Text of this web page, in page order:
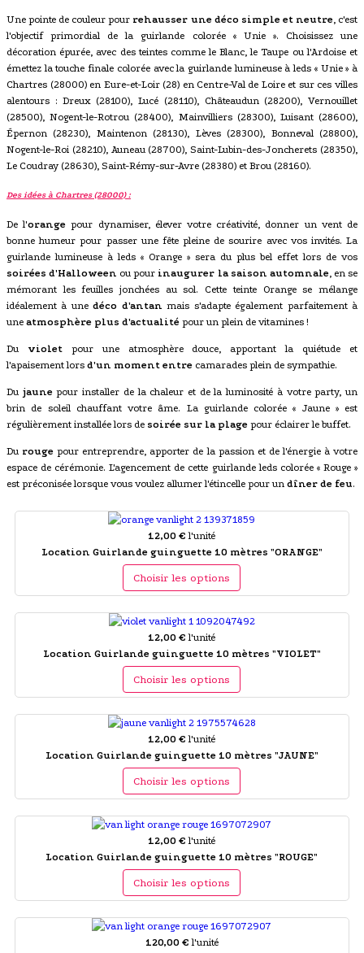
Une pointe de couleur pour rehausser une déco simple et neutre, c'est
l'objectif primordial de la guirlande colorée « Unie ». Choisissez une
décoration épurée, avec des teintes comme le Blanc, le Taupe ou l'Ardoise et
émettez la touche finale colorée avec la guirlande lumineuse à leds « Unie » à
Chartres (28000) en Eure-et-Loir (28) en Centre-Val de Loire et sur ces villes
alentours : Dreux (28100), Lucé (28110), Châteaudun (28200), Vernouillet
(28500), Nogent-le-Rotrou (28400), Mainvilliers (28300), Luisant (28600),
Épernon (28230), Maintenon (28130), Lèves (28300), Bonneval (28800),
Nogent-le-Roi (28210), Auneau (28700), Saint-Lubin-des-Joncherets (28350),
Le Coudray (28630), Saint-Rémy-sur-Avre (28380) et Brou (28160).
Des idées à Chartres (28000) :
De l'orange pour dynamiser, élever votre créativité, donner un vent de
bonne humeur pour passer une fête pleine de sourire avec vos invités. La
guirlande lumineuse à leds « Orange » sera du plus bel effet lors de vos
soirées d'Halloween ou pour inaugurer la saison automnale, en se
mémorant les feuilles jonchées au sol. Cette teinte Orange se mélange
idéalement à unedéco d'antan mais s'adapte également parfaitement à
une atmosphère plus d'actualité pour un plein de vitamines !
Du violetpour une atmosphère douce, apportant la quiétude et
l'apaisement lors d'un moment entre camarades plein de sympathie.
Du jaunepour installer de la chaleur et de la luminosité à votre party, un
brin de soleil chauffant votre âme. La guirlande colorée « Jaune » est
régulièrement installée lors de soirée sur la plage pour éclairer le buffet.
Du rouge pour entreprendre, apporter de la passion et de l'énergie à votre
espace de cérémonie. L'agencement de cette guirlande leds colorée « Rouge »
est préconisée lorsque vous voulez allumer l'étincelle pour un dîner de feu.
12,00 € l'unité
Location Guirlande guinguette 10 mètres "ORANGE"
Choisir les options
12,00 € l'unité
Location Guirlande guinguette 10 mètres "VIOLET"
Choisir les options
12,00 € l'unité
Location Guirlande guinguette 10 mètres "JAUNE"
Choisir les options
12,00 € l'unité
Location Guirlande guinguette 10 mètres "ROUGE"
Choisir les options
120,00 € l'unité